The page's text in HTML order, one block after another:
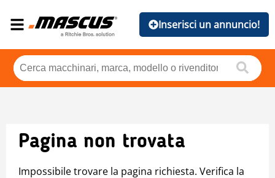
Inserisci un annuncio!
Pagina non trovata
Impossibile trovare la pagina richiesta. Verifica la